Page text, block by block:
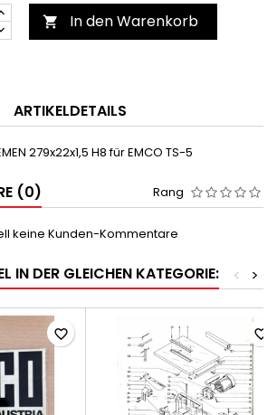
 In den Warenkorb
ARTIKELDETAILS
279x22x1,5 H8 für EMCO TS-5
(0) Rang
keine Kunden-Kommentare
IN DER GLEICHEN KATEGORIE: >
<
favorite_border favorite_border